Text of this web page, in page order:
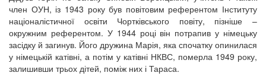
член ОУН, із 1943 року був повітовим референтом Інституту
націоналістичної освіти Чортківського повіту, пізніше –
окружним референтом. У 1944 році він потрапив у німецьку
засідку й загинув. Його дружина Марія, яка спочатку опинилася
у німецькій катівні, а потім у катівні НКВС, померла 1949 року,
залишивши трьох дітей, поміж них і Тараса.